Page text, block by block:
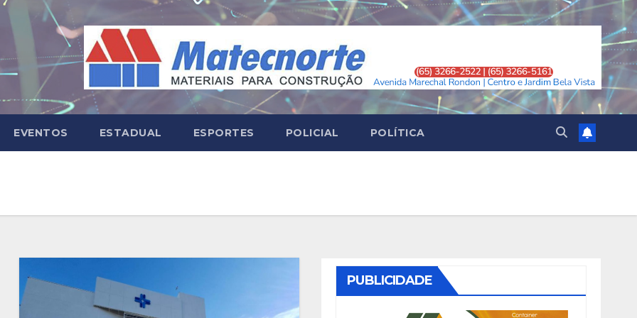
EVENTOS ESTADUAL ESPORTES POLICIAL POLÍTICA
PUBLICIDADE